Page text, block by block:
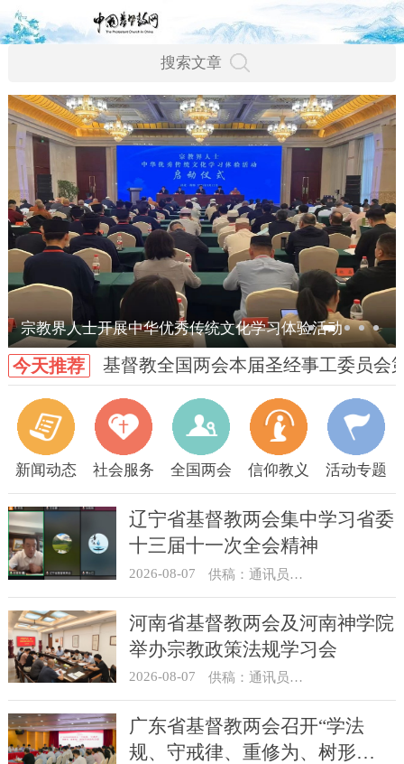
宗教界人士开展中华优秀传统文化学习体验活动
今天推荐 基督教全国两会本届圣经事工委员会
新闻动态 社会服务 全国两会 信仰教义 活动专题
辽宁省基督教两会集中学习省委
十三届十一次全会精神
2026-08-07 供稿：通讯员 顾利民
河南省基督教两会及河南神学院
举办宗教政策法规学习会
2026-08-07 供稿：通讯员 靳新元
广东省基督教两会召开“学法
规、守戒律、重修为、树形